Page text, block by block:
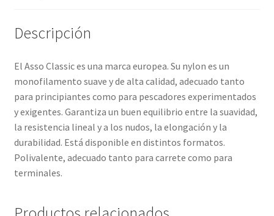
Descripción
El Asso Classic es una marca europea. Su nylon es un
monofilamento suave y de alta calidad, adecuado tanto
para principiantes como para pescadores experimentados
y exigentes. Garantiza un buen equilibrio entre la suavidad,
la resistencia lineal y a los nudos, la elongación y la
durabilidad. Está disponible en distintos formatos.
Polivalente, adecuado tanto para carrete como para
terminales.